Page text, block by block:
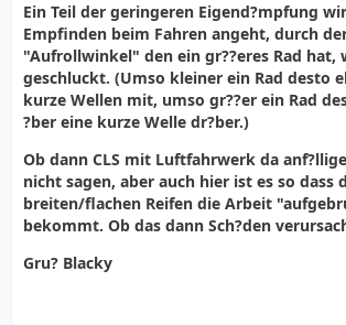
Ein Teil der geringeren Eigend?mpfung
Empfinden beim Fahren angeht, durch
"Aufrollwinkel" den ein gr??eres Rad hat,
geschluckt. (Umso kleiner ein Rad desto
kurze Wellen mit, umso gr??er ein Rad
?ber eine kurze Welle dr?ber.)
Ob dann CLS mit Luftfahrwerk da
nicht sagen, aber auch hier ist es so dass
breiten/flachen Reifen die Arbeit
bekommt. Ob das dann Sch?den
Gru? Blacky